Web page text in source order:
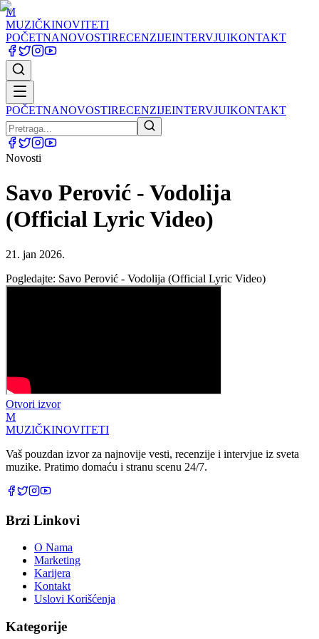
M
MUZIČKINOVITETI
POČETNANOVOSTIRECENZIJEINTERVJUIKONTAKT
POČETNANOVOSTIRECENZIJEINTERVJUIKONTAKT
Novosti
Savo Perović - Vodolija
(Official Lyric Video)
21. jan 2026.
Pogledajte: Savo Perović - Vodolija (Official Lyric Video)
Otvori izvor
M
MUZIČKINOVITETI
Vaš pouzdan izvor za najnovije vesti, recenzije i intervjue iz sveta
muzike. Pratimo domaću i stranu scenu 24/7.
Brzi Linkovi
O Nama
Marketing
Karijera
Kontakt
Uslovi Korišćenja
Kategorije